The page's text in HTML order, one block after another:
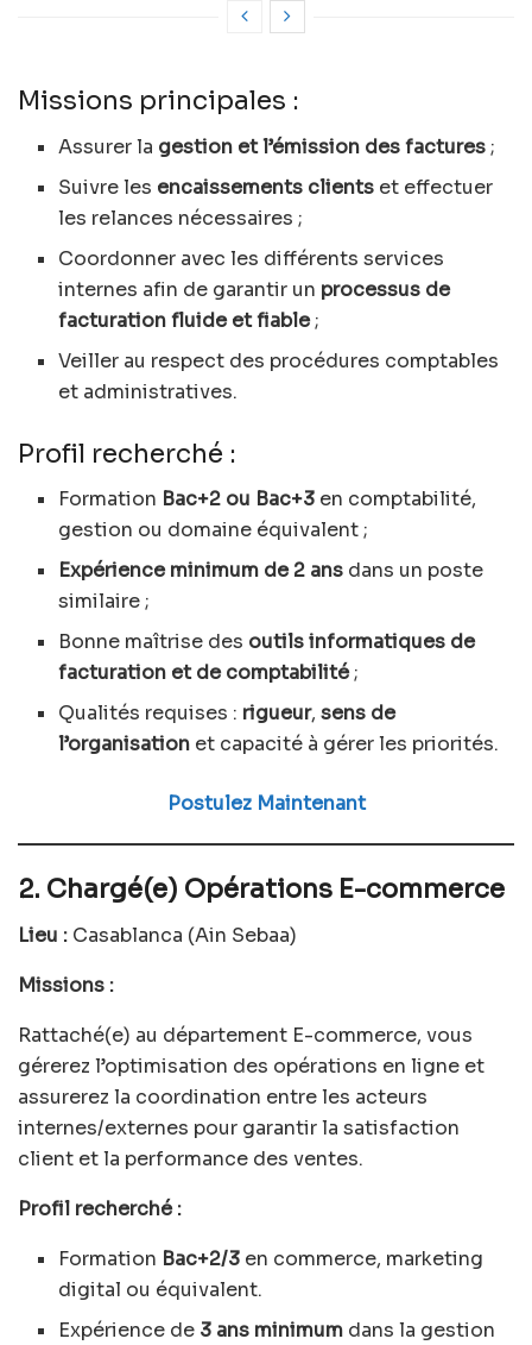
Missions principales :
Assurer la gestion et l’émission des factures;
Suivre les encaissements clients et effectuer
les relances nécessaires ;
Coordonner avec les différents services
internes afin de garantir un processus de
facturation fluide et fiable;
Veiller au respect des procédures comptables
et administratives.
Profil recherché :
Formation Bac+2 ou Bac+3 en comptabilité,
gestion ou domaine équivalent ;
Expérience minimum de 2 ans dans un poste
similaire ;
Bonne maîtrise des outils informatiques de
facturation et de comptabilité;
Qualités requises : rigueur,sens de
l’organisation et capacité à gérer les priorités.
Postulez Maintenant
2. Chargé(e) Opérations E-commerce
Lieu : Casablanca (Ain Sebaa)
Missions :
Rattaché(e) au département E-commerce, vous
gérerez l’optimisation des opérations en ligne et
assurerez la coordination entre les acteurs
internes/externes pour garantir la satisfaction
client et la performance des ventes.
Profil recherché :
Formation Bac+2/3 en commerce, marketing
digital ou équivalent.
Expérience de 3 ans minimum dans la gestion